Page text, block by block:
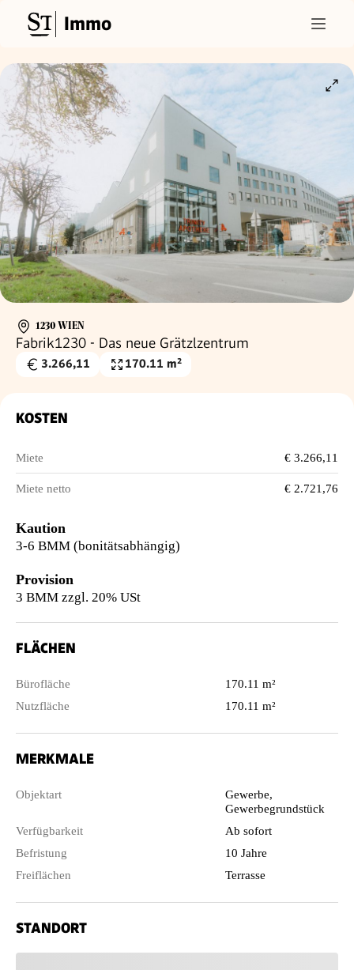
Immo
1230 WIEN
Fabrik1230 - Das neue Grätzlzentrum
Gesamtmiete
3.266,11
Nutzfläche
170.11 m²
KOSTEN
Miete € 3.266,11
Miete netto € 2.721,76
Kaution
3-6 BMM (bonitätsabhängig)
Provision
3 BMM zzgl. 20% USt
FLÄCHEN
Bürofläche
170.11 m²
Nutzfläche
170.11 m²
MERKMALE
Objektart
Gewerbe,
Gewerbegrundstück
Verfügbarkeit
Ab sofort
Befristung
10 Jahre
Freiflächen
Terrasse
STANDORT